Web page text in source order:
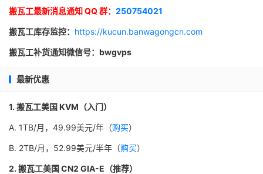
搬瓦工最新消息通知 QQ 群： 250754021
搬瓦工库存监控： https://kucun.banwagongcn.com
搬瓦工补货通知微信号：bwgvps
最新优惠
1. 搬瓦工美国 KVM（入门）
A. 1TB/月，49.99美元/年（购买）
B. 2TB/月，52.99美元/半年（购买）
2. 搬瓦工美国 CN2 GIA-E（推荐）